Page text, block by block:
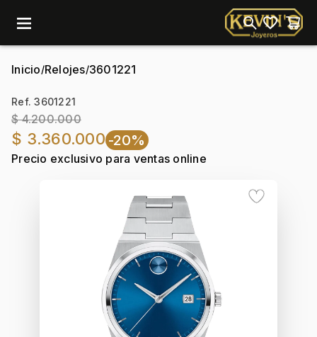
menu
Inicio/Relojes/3601221
Ref. 3601221
$ 4.200.000
$ 3.360.000 -20%
Precio exclusivo para ventas online